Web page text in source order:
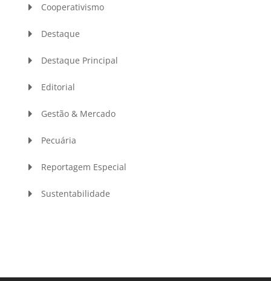
Cooperativismo
Destaque
Destaque Principal
Editorial
Gestão & Mercado
Pecuária
Reportagem Especial
Sustentabilidade